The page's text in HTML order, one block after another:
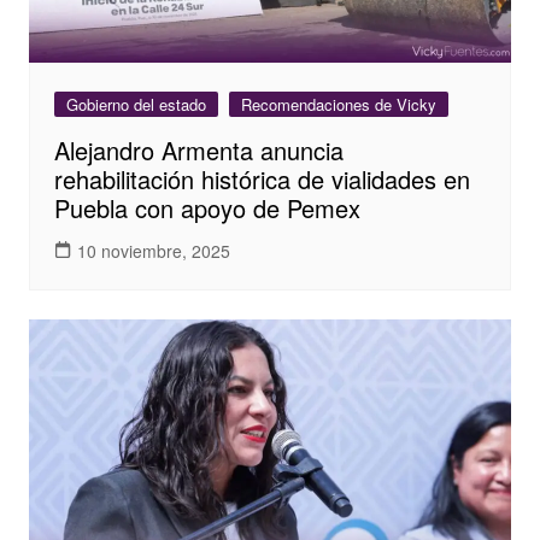
Gobierno del estado Recomendaciones de Vicky
Alejandro Armenta anuncia
rehabilitación histórica de vialidades en
Puebla con apoyo de Pemex
10 noviembre, 2025